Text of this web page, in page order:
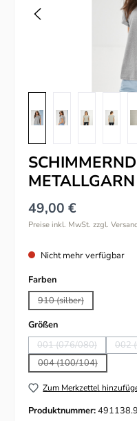
METALLGARN
49,00 €
Preise inkl. MwSt. zzgl.
Nicht mehr verfügbar
Farbenauswählen
910 (silber)(Diese Option ist
Größenauswählen
001 (076/080)(Diese Option ist
002
004 (100/104)
(Diese Option ist
Zum Merkzettel
Produktnummer: